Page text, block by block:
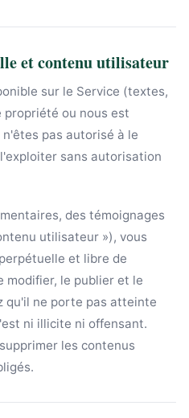
et contenu utilisateur
sur le Service (textes,
ou nous est
pas autorisé à le
sans autorisation
des témoignages
utilisateur »), vous
et libre de
modifier, le publier et le
qu'il ne porte pas atteinte
ni illicite ni offensant.
les contenus